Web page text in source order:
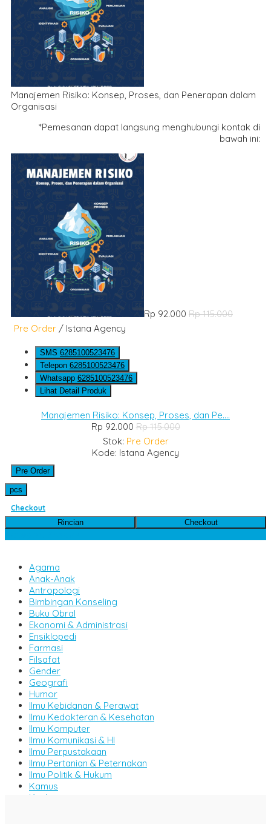
Manajemen Risiko: Konsep, Proses, dan Penerapan dalam
Organisasi
*Pemesanan dapat langsung menghubungi kontak di
bawah ini:
Rp 92.000 Rp 115.000
Pre Order / Istana Agency
SMS 6285100523476
Telepon 6285100523476
Whatsapp 6285100523476
Lihat Detail Produk
Manajemen Risiko: Konsep, Proses, dan Pe....
Rp 92.000Rp 115.000
Stok: Pre Order
Kode: Istana Agency
Pre Order
pcs
Checkout
Rincian
Checkout
Agama
Anak-Anak
Antropologi
Bimbingan Konseling
Buku Obral
Ekonomi & Administrasi
Ensiklopedi
Farmasi
Filsafat
Gender
Geografi
Humor
Ilmu Kebidanan & Perawat
Ilmu Kedokteran & Kesehatan
Ilmu Komputer
Ilmu Komunikasi & HI
Ilmu Perpustakaan
Ilmu Pertanian & Peternakan
Ilmu Politik & Hukum
Kamus
Kitab